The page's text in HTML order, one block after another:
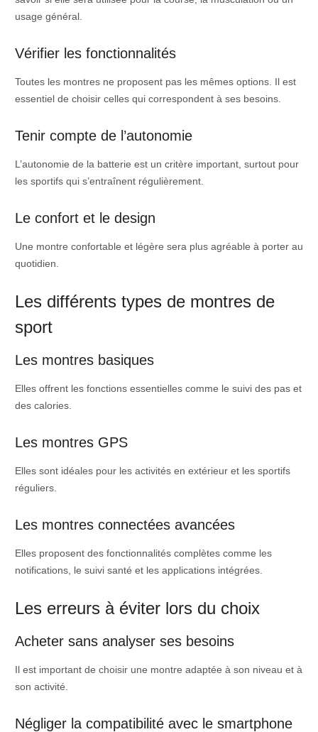
usage général.
Vérifier les fonctionnalités
Toutes les montres ne proposent pas les mêmes options. Il est
essentiel de choisir celles qui correspondent à ses besoins.
Tenir compte de l’autonomie
L’autonomie de la batterie est un critère important, surtout pour
les sportifs qui s’entraînent régulièrement.
Le confort et le design
Une montre confortable et légère sera plus agréable à porter au
quotidien.
Les différents types de montres de
sport
Les montres basiques
Elles offrent les fonctions essentielles comme le suivi des pas et
des calories.
Les montres GPS
Elles sont idéales pour les activités en extérieur et les sportifs
réguliers.
Les montres connectées avancées
Elles proposent des fonctionnalités complètes comme les
notifications, le suivi santé et les applications intégrées.
Les erreurs à éviter lors du choix
Acheter sans analyser ses besoins
Il est important de choisir une montre adaptée à son niveau et à
son activité.
Négliger la compatibilité avec le smartphone